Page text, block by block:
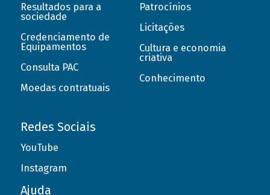
Resultados para a
sociedade
Credenciamento de
Equipamentos
Consulta PAC
Moedas contratuais
Patrocínios
Licitações
Cultura e economia
criativa
Conhecimento
Redes Sociais
YouTube
Instagram
Ajuda